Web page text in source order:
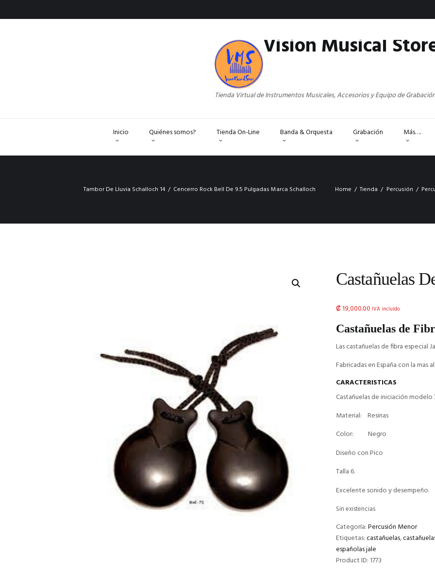
Vision Musical
Tienda Virtual de Instrumentos Musicales, Accesorios y Equipo de
Inicio Quiénes somos? Tienda On-Line Banda & Orquesta Grabación Más….
Tambor De Lluvia Schalloch 14 Cencerro Rock Bell De 9.5 Pulgadas Marca Schalloch Home Tienda Percusión
Castañuelas
₡19,000.00 IVA incluído.
Castañuelas de
Las castañuelas de fibra especial
Fabricadas en España con la mas
CARACTERISTICAS
Castañuelas de iniciación modelo
Material: Resinas
Color: Negro
Diseño con Pico
Talla 6.
Excelente sonido y desempeño.
Sin existencias
Categoría:Percusión Menor
Etiquetas:castañuelas,
españolas jale
Product ID: 1773